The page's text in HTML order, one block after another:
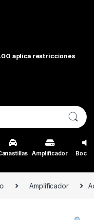
aplica restricciones
Amplificador
Amplificador